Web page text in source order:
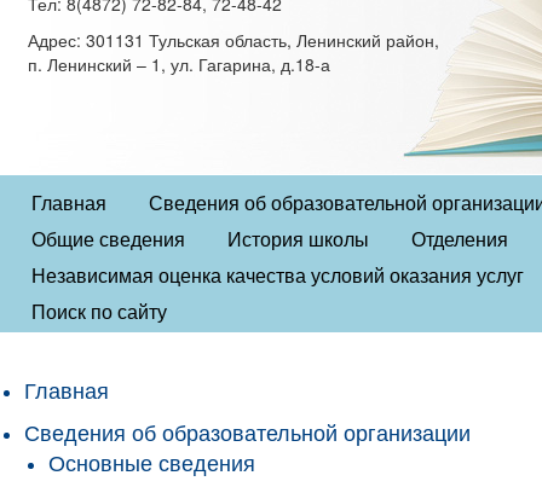
Адрес: 301131 Тульская область, Ленинский район,
п. Ленинский – 1, ул. Гагарина, д.18-а
Главная
Сведения об образовательной
Общие сведения
История школы
Отделения
Независимая оценка качества условий оказания услуг
Поиск по сайту
Главная
Сведения об образовательной организации
Основные сведения